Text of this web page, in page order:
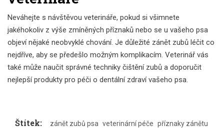
Neváhejte s návštěvou veterináře, pokud si všimnete
jakéhokoliv z výše zmíněných příznaků nebo se u vašeho psa
objeví nějaké neobvyklé chování. Je důležité zánět zubů léčit co
nejdříve, aby se předešlo možným komplikacím. Veterinář vás
také může naučit správné techniky čištění zubů a doporučit
nejlepší produkty pro péči o dentální zdraví vašeho psa.
Štítek: zánět zubů psa veterinární péče příznaky zánětu